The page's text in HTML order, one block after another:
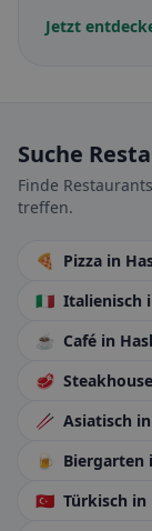
Jetzt
Suche
Finde
treffen.
🍕 Pizza in
🇮🇹 Italienisch
☕ Café in
🥩 Steakhouse
🥢 Asiatisch
🍺 Biergarten
🇹🇷 Türkisch in